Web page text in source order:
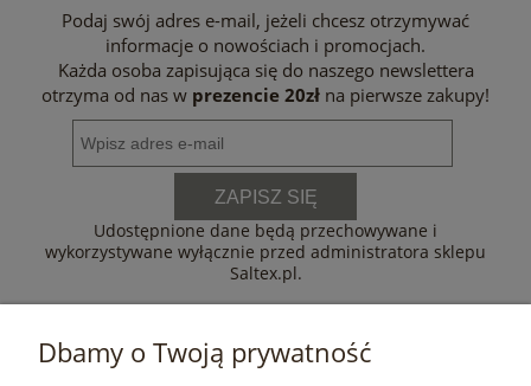
Podaj swój adres e-mail, jeżeli chcesz otrzymywać
informacje o nowościach i promocjach.
Każda osoba zapisująca się do naszego newslettera
otrzyma od nas w prezencie 20zł na pierwsze zakupy!
ZAPISZ SIĘ
Udostępnione dane będą przechowywane i
wykorzystywane wyłącznie przed administratora sklepu
Saltex.pl.
Dbamy o Twoją prywatność